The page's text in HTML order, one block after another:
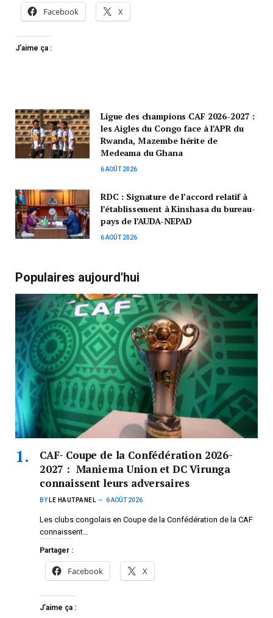
Facebook X
J’aime ça :
Ligue des champions CAF 2026-2027 :
les Aigles du Congo face à l’APR du
Rwanda, Mazembe hérite de
Medeama du Ghana
6 AOÛT 2026
RDC : Signature de l’accord relatif à
l’établissement à Kinshasa du bureau-
pays de l’AUDA-NEPAD
6 AOÛT 2026
Populaires aujourd'hui
CAF- Coupe de la Confédération 2026-
2027 : Maniema Union et DC Virunga
connaissent leurs adversaires
BY LE HAUTPANEL 6 AOÛT 2026
Les clubs congolais en Coupe de la Confédération de la CAF
connaissent…
Partager :
Facebook X
J’aime ça :